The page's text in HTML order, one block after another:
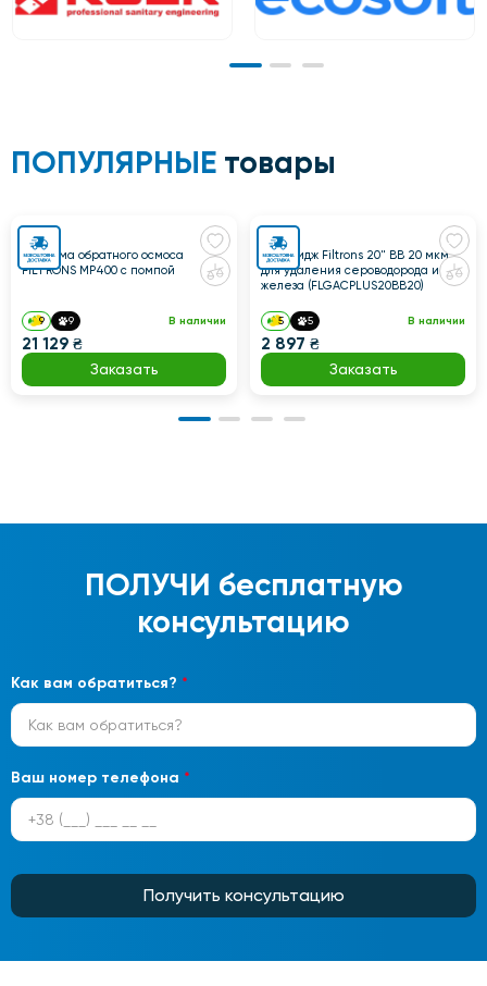
ПОПУЛЯРНЫЕ товары
Система обратного осмоса
FILTRONS MP400 с помпой
9 9 В наличии
21 129 ₴
Заказать
Картридж Filtrons 20" BB 20 мкм
для удаления сероводорода и
железа (FLGACPLUS20BB20)
5 5 В наличии
2 897 ₴
Заказать
ПОЛУЧИ бесплатную
консультацию
Как вам обратиться? *
Ваш номер телефона *
Получить консультацию